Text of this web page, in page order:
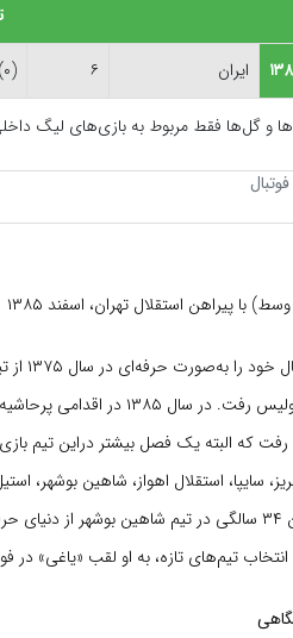
ایران ۶ (۰)
و گل‌ها فقط مربوط به بازی‌های لیگ
با پیراهن استقلال تهران، اسفند ۱۳۸۵
علی
۱۳۷۷ به تیم پرسپولیس رفت.
رفت که البته یک فصل بیشتر دراین تیم
سایپا، استقلال اهواز، شاهین بوشهر،
سال ۱۳۹۰ و در سن ۳۴ سالگی در تیم شاهین
انتخاب تیم‌های تازه، به او لقب «یاغی» در